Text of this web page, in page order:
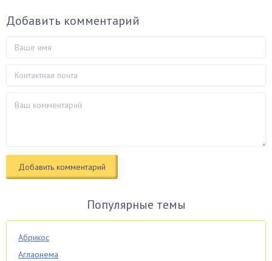
Добавить комментарий
Популярные темы
Абрикос
Аглаонема